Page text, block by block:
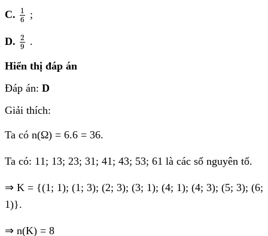
C.
1
6
1
;
D. 2
9
2
.
Hiển thị đáp án
Đáp án: D
Giải thích:
Ta có n(Ω) = 6.6 = 36.
Ta có: 11; 13; 23; 31; 41; 43; 53; 61 là các số nguyên tố.
⇒ K = {(1; 1); (1; 3); (2; 3); (3; 1); (4; 1); (4; 3); (5; 3); (6;
1)}.
⇒ n(K) = 8